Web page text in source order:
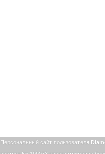
Персональный сайт пользователя